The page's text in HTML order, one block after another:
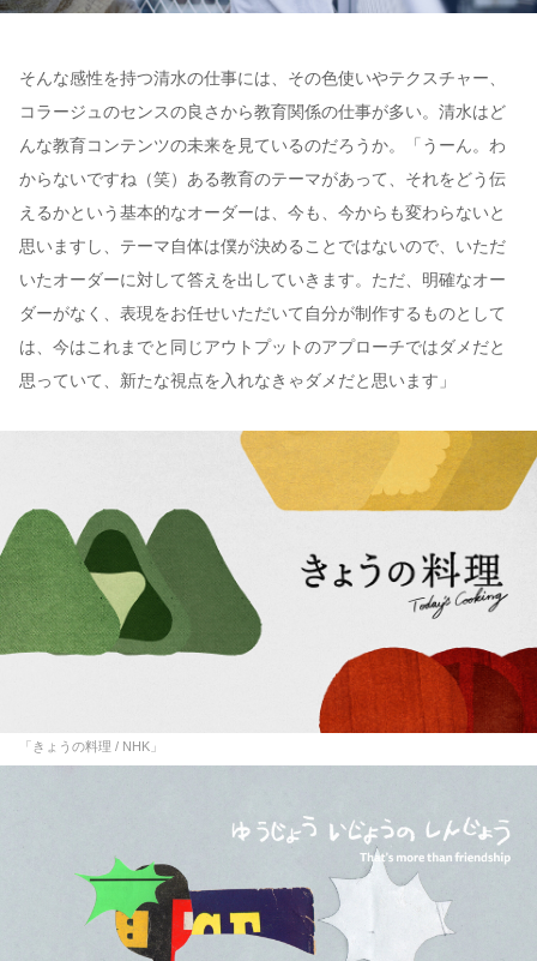
そんな感性を持つ清水の仕事には、その色使いやテクスチャー、
コラージュのセンスの良さから教育関係の仕事が多い。清水はど
んな教育コンテンツの未来を見ているのだろうか。「うーん。わ
からないですね（笑）ある教育のテーマがあって、それをどう伝
えるかという基本的なオーダーは、今も、今からも変わらないと
思いますし、テーマ自体は僕が決めることではないので、いただ
いたオーダーに対して答えを出していきます。ただ、明確なオー
ダーがなく、表現をお任せいただいて自分が制作するものとして
は、今はこれまでと同じアウトプットのアプローチではダメだと
思っていて、新たな視点を入れなきゃダメだと思います」
「きょうの料理 / NHK」